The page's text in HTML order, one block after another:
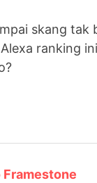
skang tak
ranking
Framestone